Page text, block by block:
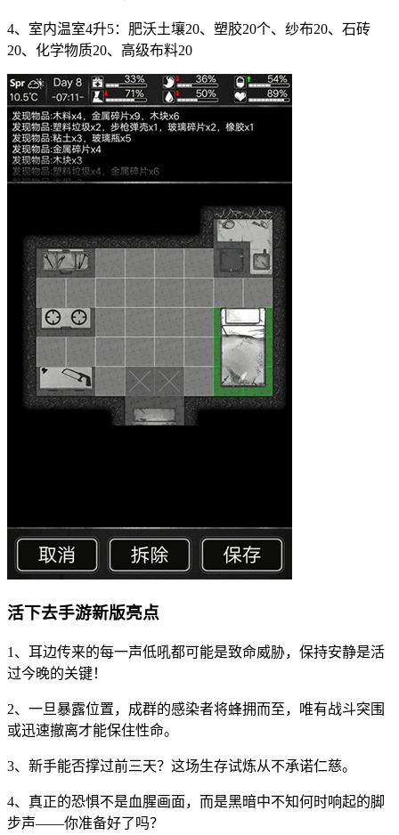
4、室内温室4升5：肥沃土壤20、塑胶20个、纱布20、石砖
20、化学物质20、高级布料20
活下去手游新版亮点
1、耳边传来的每一声低吼都可能是致命威胁，保持安静是活
过今晚的关键！
2、一旦暴露位置，成群的感染者将蜂拥而至，唯有战斗突围
或迅速撤离才能保住性命。
3、新手能否撑过前三天？这场生存试炼从不承诺仁慈。
4、真正的恐惧不是血腥画面，而是黑暗中不知何时响起的脚
步声——你准备好了吗？